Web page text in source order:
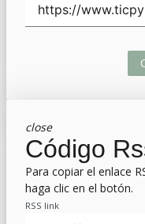
close
Código
Para copiar el enlace
haga clic en el botón.
RSS link